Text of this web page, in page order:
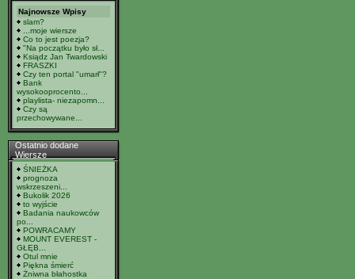
Najnowsze Wpisy
slam?
...moje wiersze
Co to jest poezja?
"Na początku było sł...
Ksiądz Jan Twardowski
FRASZKI
Czy ten portal "umarł"?
Bank
wysokooprocento...
playlista- niezapomn...
Czy są
przechowywane...
Ostatnio dodane
Wiersze
ŚNIEŻKA
prognoza
wskrzeszeni...
Bukolik 2026
to wyjście
Badania naukowców
po...
POWRACAMY
MOUNT EVEREST -
GŁĘB...
Otul mnie
Piękna śmierć
Żniwna błahostka